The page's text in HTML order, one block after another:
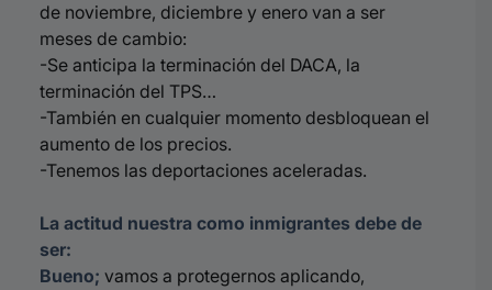
de noviembre, diciembre y enero van a ser
meses de cambio:
-Se anticipa la terminación del DACA, la
terminación del TPS…
-También en cualquier momento desbloquean el
aumento de los precios.
-Tenemos las deportaciones aceleradas.
La actitud nuestra como inmigrantes debe de
ser:
Bueno; vamos a protegernos aplicando,